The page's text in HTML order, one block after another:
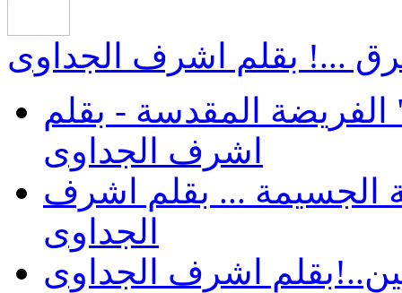
...! بقلم اشرف الجداوى
المقدسة - بقلم
اشرف الجداوى
الجسيمة ... بقلم اشرف
الجداوى
اشرف الجداوى